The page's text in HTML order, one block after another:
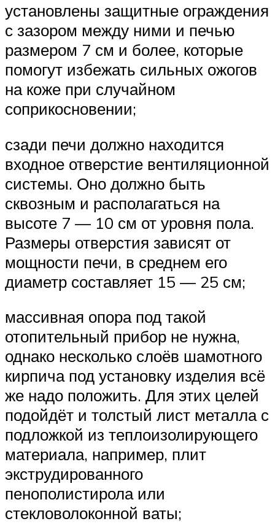
установлены защитные ограждения
с зазором между ними и печью
размером 7 см и более, которые
помогут избежать сильных ожогов
на коже при случайном
соприкосновении;
сзади печи должно находится
входное отверстие вентиляционной
системы. Оно должно быть
сквозным и располагаться на
высоте 7 — 10 см от уровня пола.
Размеры отверстия зависят от
мощности печи, в среднем его
диаметр составляет 15 — 25 см;
массивная опора под такой
отопительный прибор не нужна,
однако несколько слоёв шамотного
кирпича под установку изделия всё
же надо положить. Для этих целей
подойдёт и толстый лист металла с
подложкой из теплоизолирующего
материала, например, плит
экструдированного
пенополистирола или
стекловолоконной ваты;